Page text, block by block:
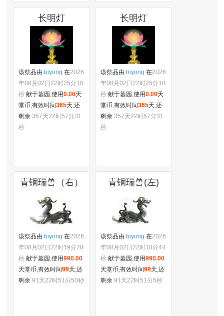
长明灯
该祭品由 biyong在2026
年08月02日22时25分10
秒献于墓园,使用0.00天
堂币,有效时间365天,还
剩余
长明灯
该祭品由 biyong在2026
年08月02日22时25分10
秒献于墓园,使用0.00天
堂币,有效时间365天,还
剩余
青铜瑞兽（右）
该祭品由 biyong在2026
年08月02日22时19分28
秒献于墓园,使用990.00
天堂币,有效时间99天,还
青铜瑞兽(左)
该祭品由 biyong在2026
年08月02日22时18分44
秒献于墓园,使用990.00
天堂币,有效时间99天,还